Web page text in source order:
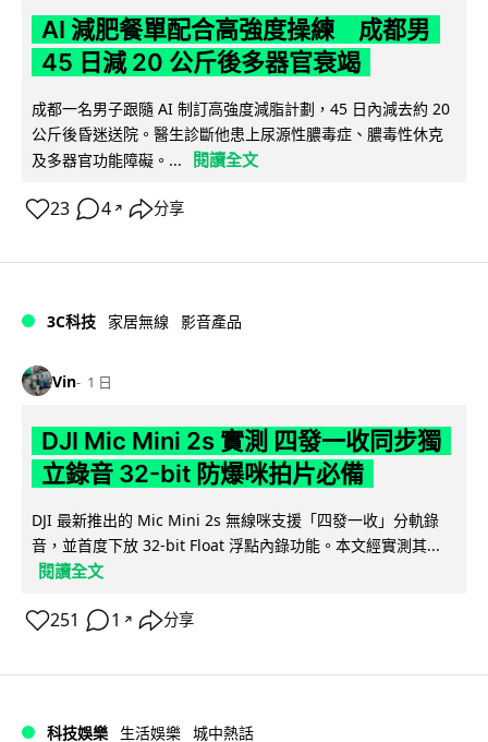
AI 減肥餐單配合高強度操練 成都男
45 日減 20 公斤後多器官衰竭
成都一名男子跟隨 AI 制訂高強度減脂計劃，45 日內減去約 20
公斤後昏迷送院。醫生診斷他患上尿源性膿毒症、膿毒性休克
及多器官功能障礙。...
閱讀全文
23 4 ↗ 分享
3C科技 家居無線 影音產品
Vin 1 日
DJI Mic Mini 2s 實測 四發一收同步獨
立錄音 32-bit 防爆咪拍片必備
DJI 最新推出的 Mic Mini 2s 無線咪支援「四發一收」分軌錄
音，並首度下放 32-bit Float 浮點內錄功能。本文經實測其...
閱讀全文
251 1 ↗ 分享
科技娛樂 生活娛樂 城中熱話